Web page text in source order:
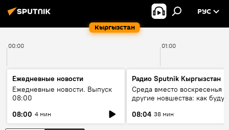
Кыргызстан
РУС
00:00 01:00
Ежедневные новости
Ежедневные новости. Выпуск
08:00
08:00 4 мин
Радио Sputnik Кыргызстан
Среда вместо воскресенья и
другие новшества: как будут
08:04 38 мин